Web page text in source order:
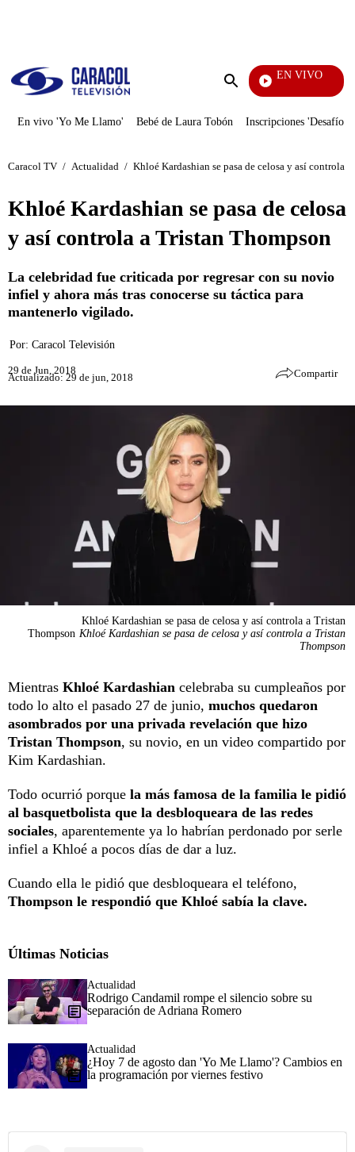
Enviar
EN VIVO
En vivo 'Yo Me Llamo' Bebé de Laura Tobón Inscripciones 'Desafío'
Caracol TV / Actualidad / Khloé Kardashian se pasa de celosa y así controla
Khloé Kardashian se pasa de celosa
y así controla a Tristan Thompson
La celebridad fue criticada por regresar con su novio
infiel y ahora más tras conocerse su táctica para
mantenerlo vigilado.
Por: Caracol Televisión
29 de Jun, 2018
Actualizado: 29 de jun, 2018 Compartir
Khloé Kardashian se pasa de celosa y así controla a Tristan
Thompson Khloé Kardashian se pasa de celosa y así controla a Tristan
Thompson
Mientras Khloé Kardashian celebraba su cumpleaños por
todo lo alto el pasado 27 de junio, muchos quedaron
asombrados por una privada revelación que hizo
Tristan Thompson, su novio, en un video compartido por
Kim Kardashian.
Todo ocurrió porque la más famosa de la familia le pidió
al basquetbolista que la desbloqueara de las redes
sociales, aparentemente ya lo habrían perdonado por serle
infiel a Khloé a pocos días de dar a luz.
Cuando ella le pidió que desbloqueara el teléfono,
Thompson le respondió que Khloé sabía la clave.
Últimas Noticias
Actualidad
Rodrigo Candamil rompe el silencio sobre su
separación de Adriana Romero
Actualidad
¿Hoy 7 de agosto dan 'Yo Me Llamo'? Cambios en
la programación por viernes festivo